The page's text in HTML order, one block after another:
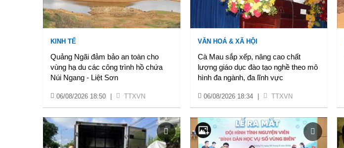
KINH TẾ
Quảng Ngãi đảm bảo an toàn cho
vùng hạ du các công trình hồ chứa
Núi Ngang - Liệt Sơn
06/08/2026 18:50 TTXVN
VĂN HOÁ & XÃ HỘI
Cà Mau sắp xếp, nâng cao chất
lượng giáo dục đào tạo nghề theo mô
hình đa ngành, đa lĩnh vực
06/08/2026 18:34 TTXVN